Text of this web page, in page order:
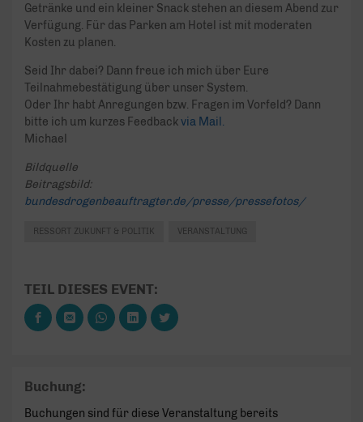
Getränke und ein kleiner Snack stehen an diesem Abend zur
Verfügung. Für das Parken am Hotel ist mit moderaten
Kosten zu planen.
Seid Ihr dabei? Dann freue ich mich über Eure
Teilnahmebestätigung über unser System.
Oder Ihr habt Anregungen bzw. Fragen im Vorfeld? Dann
bitte ich um kurzes Feedbackvia Mail.
Michael
Bildquelle
Beitragsbild:
bundesdrogenbeauftragter.de/presse/pressefotos/
RESSORT ZUKUNFT & POLITIK VERANSTALTUNG
TEIL DIESES EVENT:
Buchung:
Buchungen sind für diese Veranstaltung bereits